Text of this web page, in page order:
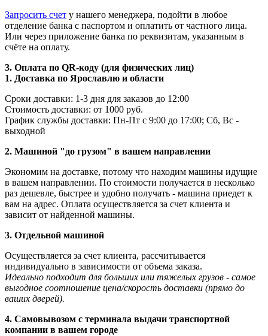
Запросить счет у нашего менеджера, подойти в любое
отделение банка с паспортом и оплатить от частного лица.
Или через приложение банка по реквизитам, указанным в
счёте на оплату.
3. Оплата по QR-коду (для физических лиц)
1. Доставка по Ярославлю и области
Сроки доставки: 1-3 дня для заказов до 12:00
Стоимость доставки: от 1000 руб.
График службы доставки: Пн-Пт с 9:00 до 17:00; Сб, Вс -
выходной
2. Машиной "до грузом" в вашем направлении
Экономим на доставке, потому что находим машины идущие
в вашем направлении. По стоимости получается в несколько
раз дешевле, быстрее и удобно получать - машина приедет к
вам на адрес. Оплата осуществляется за счет клиента и
зависит от найденной машины.
3. Отдельной машиной
Осуществляется за счет клиента, рассчитывается
индивидуально в зависимости от объема заказа.
Идеально подходит для больших или тяжелых грузов - самое
выгодное соотношение цена/скорость доставки (прямо до
ваших дверей).
4. Самовывозом с терминала выдачи транспортной
компании в вашем городе